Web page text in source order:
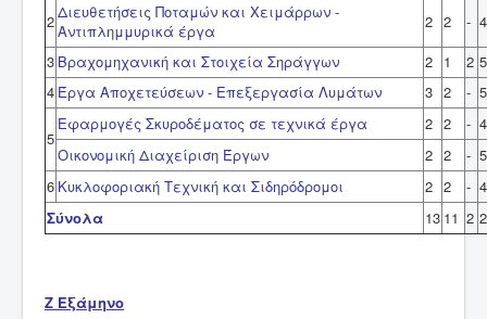
2Διευθετήσεις Ποταμών και Χειμάρρων -
Αντιπλημμυρικά έργα
2 2 - 4
3 Βραχομηχανική και Στοιχεία Σηράγγων 2 1 2 5
4 Έργα Αποχετεύσεων - Επεξεργασία Λυμάτων 3 2 - 5
5
Εφαρμογές Σκυροδέματος σε τεχνικά έργα 2 2 - 4
Οικονομική Διαχείριση Έργων
2 2 - 5
6 Κυκλοφοριακή Τεχνική και Σιδηρόδρομοι 2 2 - 4
Σύνολα
13 11 2
Ζ Εξάμηνο